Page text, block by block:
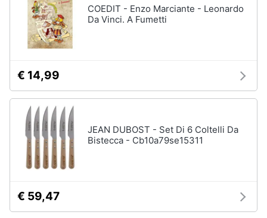
Festività
ricorrenze
Promozioni
Servizi
Assistenza
Esci
contro
connery
D'Urso
Vedi
COEDIT - Enzo Marciante - Leonardo
Da Vinci. A Fumetti
€ 14,99
JEAN DUBOST - Set Di 6 Coltelli Da
Bistecca - Cb10a79se15311
€ 59,47